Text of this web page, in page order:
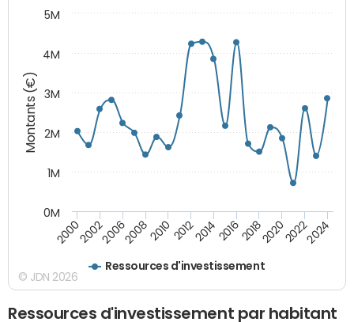
Montants (€)
Ressources d'investissement
20002002200620082010 2012201420162018202020222024
0M
1M
2M
3M
4M
5M
© JDN 2026
Ressources d'investissement par habitant